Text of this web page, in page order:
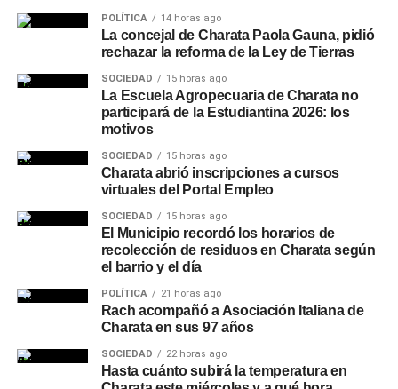
POLÍTICA 14 horas ago
La concejal de Charata Paola Gauna, pidió
rechazar la reforma de la Ley de Tierras
SOCIEDAD 15 horas ago
La Escuela Agropecuaria de Charata no
participará de la Estudiantina 2026: los
motivos
SOCIEDAD 15 horas ago
Charata abrió inscripciones a cursos
virtuales del Portal Empleo
SOCIEDAD 15 horas ago
El Municipio recordó los horarios de
recolección de residuos en Charata según
el barrio y el día
POLÍTICA 21 horas ago
Rach acompañó a Asociación Italiana de
Charata en sus 97 años
SOCIEDAD 22 horas ago
Hasta cuánto subirá la temperatura en